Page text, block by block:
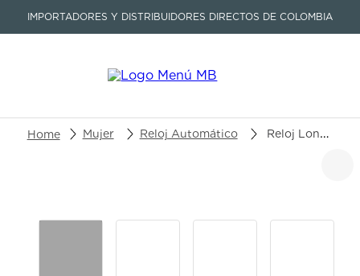
IMPORTADORES Y DISTRIBUIDORES DIRECTOS DE COLOMBIA
Buscar un producto o artículo
Mujer Reloj Automático Reloj Longines Primaluna Moonphase L8.126.5.71.7